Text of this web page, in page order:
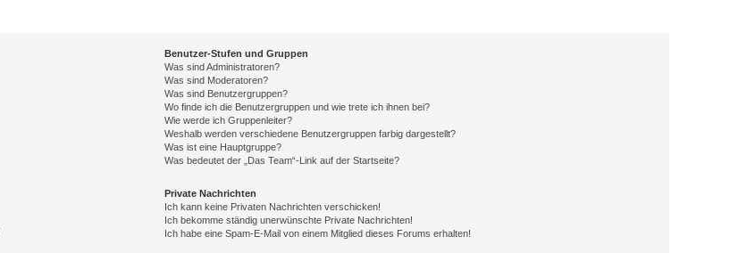
Benutzer-Stufen und Gruppen
Was sind Administratoren?
Was sind Moderatoren?
Was sind Benutzergruppen?
Wo finde ich die Benutzergruppen und wie trete ich ihnen bei?
Wie werde ich Gruppenleiter?
Weshalb werden verschiedene Benutzergruppen farbig dargestellt?
Was ist eine Hauptgruppe?
Was bedeutet der „Das Team“-Link auf der Startseite?
Private Nachrichten
Ich kann keine Privaten Nachrichten verschicken!
Ich bekomme ständig unerwünschte Private Nachrichten!
Ich habe eine Spam-E-Mail von einem Mitglied dieses Forums erhalten!